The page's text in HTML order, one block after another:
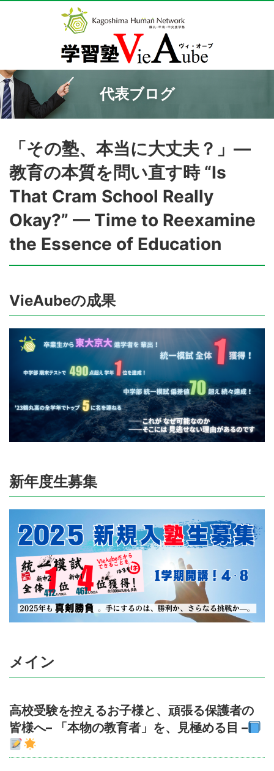
代表ブログ
「その塾、本当に大丈夫？」―
教育の本質を問い直す時 “Is
That Cram School Really
Okay?” — Time to Reexamine
the Essence of Education
VieAubeの成果
新年度生募集
メイン
高校受験を控えるお子様と、頑張る保護者の
皆様へ– 「本物の教育者」を、見極める目 –